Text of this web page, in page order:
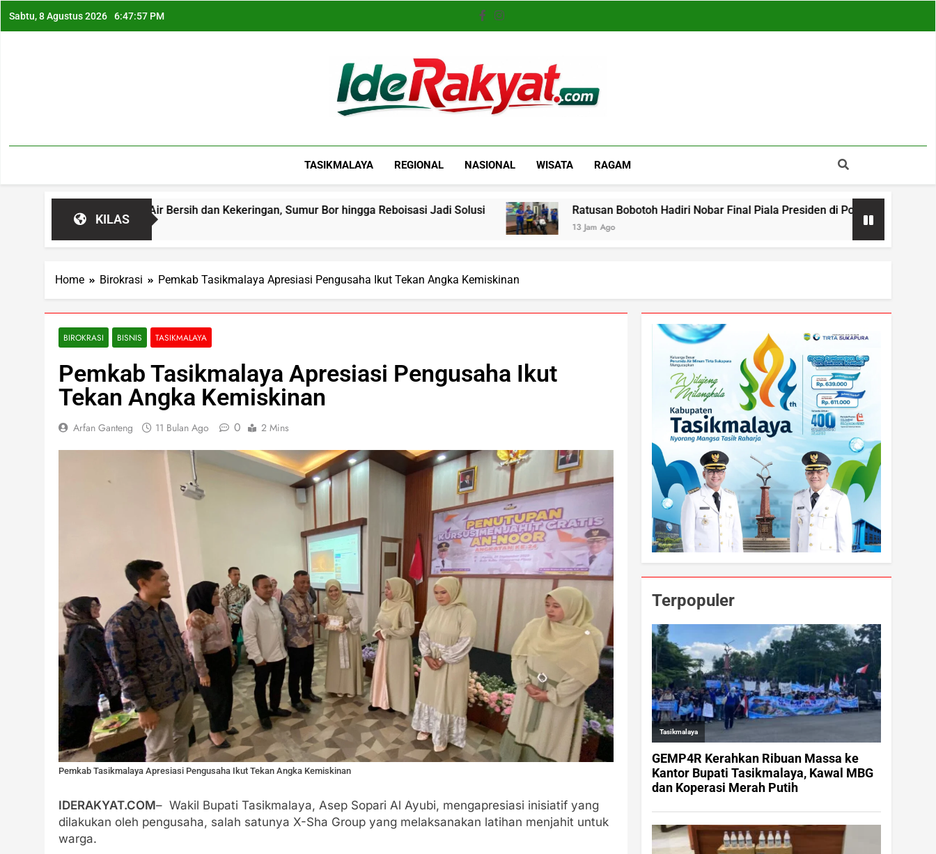
Sabtu, 8 Agustus 2026 6:47:58 PM
Iderakyat.com
TASIKMALAYA REGIONAL NASIONAL WISATA RAGAM
KILAS
Atasi Krisis Air Bersih dan Kekeringan, Sumur Bor hingga Reboisasi Jadi Solusi Ratusan Bobotoh Hadiri Nobar Final Piala Presiden di Polres Tasikmalaya, Suasana
13 Jam Ago
Home Birokrasi Pemkab Tasikmalaya Apresiasi Pengusaha Ikut Tekan Angka Kemiskinan
BIROKRASI BISNIS TASIKMALAYA
Pemkab Tasikmalaya Apresiasi Pengusaha Ikut
Tekan Angka Kemiskinan
Arfan Ganteng 11 Bulan Ago 0 2 Mins
Pemkab Tasikmalaya Apresiasi Pengusaha Ikut Tekan Angka Kemiskinan
IDERAKYAT.COM– Wakil Bupati Tasikmalaya, Asep Sopari Al Ayubi, mengapresiasi inisiatif yang
dilakukan oleh pengusaha, salah satunya X-Sha Group yang melaksanakan latihan menjahit untuk
warga.
Terpopuler